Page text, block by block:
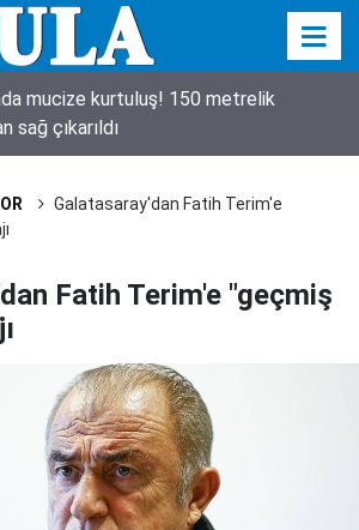
mucize kurtuluş! 150 metrelik
sağ çıkarıldı
Galatasaray'dan Fatih Terim'e
Fatih Terim'e "geçmiş